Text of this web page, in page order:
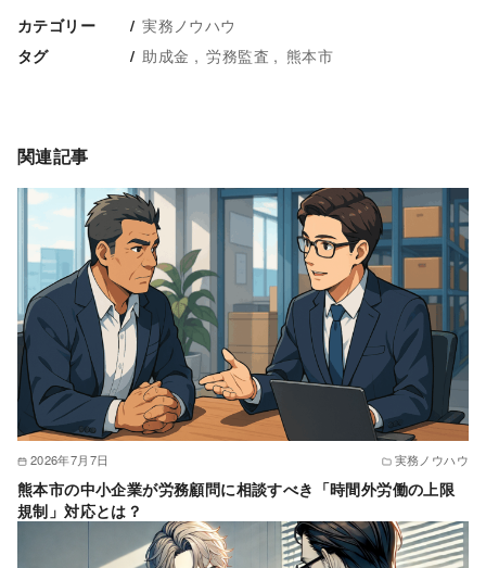
カテゴリー 実務ノウハウ
タグ 助成金 労務監査 熊本市
関連記事
2026年7月7日 実務ノウハウ
熊本市の中小企業が労務顧問に相談すべき「時間外労働の上限
規制」対応とは？